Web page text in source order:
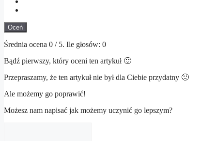
Oceń
Średnia ocena 0 / 5. Ile głosów: 0
Bądź pierwszy, który oceni ten artykuł 🙂
Przepraszamy, że ten artykuł nie był dla Ciebie przydatny 🙁
Ale możemy go poprawić!
Możesz nam napisać jak możemy uczynić go lepszym?